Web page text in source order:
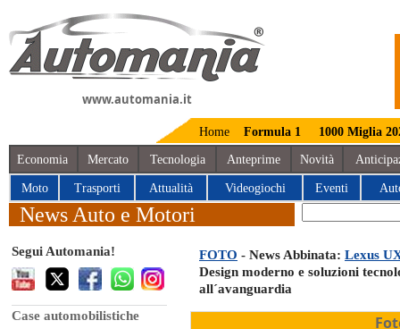
www.automania.it
Home Formula 1 1000 Miglia
Economia Mercato Tecnologia Anteprime Novità
Moto Trasporti Attualità Videogiochi Eventi
News Auto e Motori
Segui Automania!
Case automobilistiche
FOTO - News Abbinata: Lexus
Design moderno e soluzioni
all´avanguardia